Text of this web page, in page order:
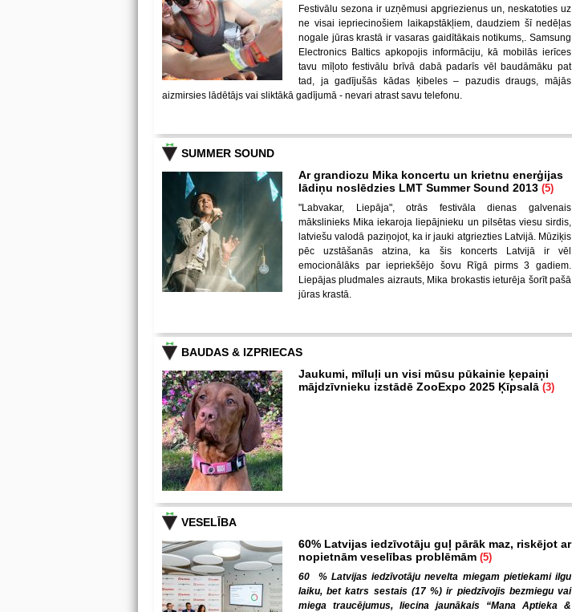
Festivālu sezona ir uzņēmusi apgriezienus un, neskatoties uz
ne visai iepriecinošiem laikapstākļiem, daudziem šī nedēļas
nogale jūras krastā ir vasaras gaidītākais notikums,. Samsung
Electronics Baltics apkopojis informāciju, kā mobilās ierīces
tavu mīļoto festivālu brīvā dabā padarīs vēl baudāmāku pat
tad, ja gadījušās kādas ķibeles – pazudis draugs, mājās
aizmirsies lādētājs vai sliktākā gadījumā - nevari atrast savu telefonu.
SUMMER SOUND
Ar grandiozu Mika koncertu un krietnu enerģijas
lādiņu noslēdzies LMT Summer Sound 2013 (5)
"Labvakar, Liepāja", otrās festivāla dienas galvenais
mākslinieks Mika iekaroja liepājnieku un pilsētas viesu sirdis,
latviešu valodā paziņojot, ka ir jauki atgriezties Latvijā. Mūziķis
pēc uzstāšanās atzina, ka šis koncerts Latvijā ir vēl
emocionālāks par iepriekšējo šovu Rīgā pirms 3 gadiem.
Liepājas pludmales aizrauts, Mika brokastis ieturēja šorīt pašā
jūras krastā.
BAUDAS & IZPRIECAS
Jaukumi, mīluļi un visi mūsu pūkainie ķepaiņi
mājdzīvnieku izstādē ZooExpo 2025 Ķīpsalā (3)
VESELĪBA
60% Latvijas iedzīvotāju guļ pārāk maz, riskējot ar
nopietnām veselības problēmām (5)
60 % Latvijas iedzīvotāju nevelta miegam pietiekami ilgu
laiku, bet katrs sestais (17 %) ir piedzīvojis bezmiegu vai
miega traucējumus, liecina jaunākais “Mana Aptieka &